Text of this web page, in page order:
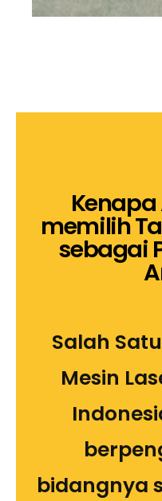
memilih
sebagai
Salah
Mesin
bidangnya